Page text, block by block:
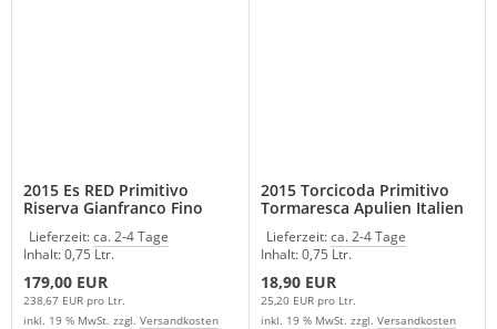
2015 Es RED Primitivo
Riserva Gianfranco Fino
Lieferzeit:ca. 2-4 Tage
Inhalt: 0,75 Ltr.
179,00 EUR
238,67 EUR pro Ltr.
inkl. 19 % MwSt. zzgl. Versandkosten
2015 Torcicoda Primitivo
Tormaresca Apulien Italien
Lieferzeit:ca. 2-4 Tage
Inhalt: 0,75 Ltr.
18,90 EUR
25,20 EUR pro Ltr.
inkl. 19 % MwSt. zzgl. Versandkosten